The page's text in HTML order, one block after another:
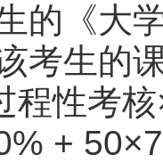
的《大
考生的
程性考
+